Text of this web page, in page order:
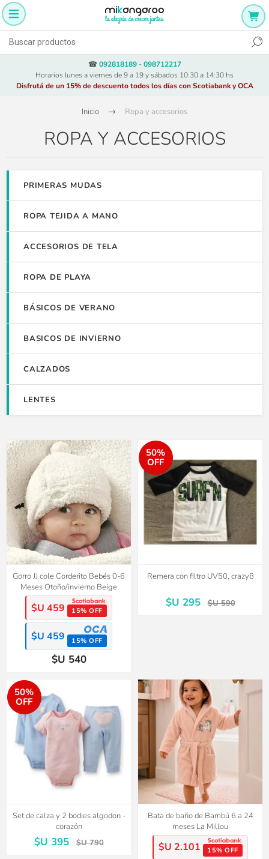
☎ 092818189- 098712217
Horarios lunes a viernes de 9 a 19 y sábados 10:30 a 14:30 hs
Disfrutá de un 15% de descuento todos los días con Scotiabank y OCA
Inicio Ropa y accesorios
ROPA Y ACCESORIOS
PRIMERAS MUDAS
ROPA TEJIDA A MANO
ACCESORIOS DE TELA
ROPA DE PLAYA
BÁSICOS DE VERANO
BASICOS DE INVIERNO
CALZADOS
LENTES
Gorro JJ cole Corderito Bebés 0-6
Meses Otoño/invierno Beige
$U 459 15% OFF
$U 459 15% OFF
$U 540
50%
OFF
Remera con filtro UV50, crazy8
$U 295 $U 590
50%
OFF
Set de calza y 2 bodies algodon -
corazón
$U 395 $U 790
Bata de baño de Bambú 6 a 24
meses La Millou
$U 2.101 15% OFF